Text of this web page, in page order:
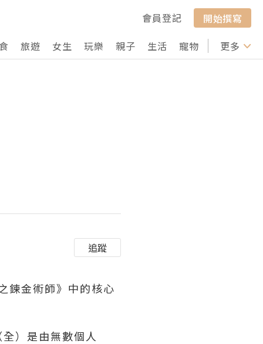
會員登記
開始撰寫
旅遊 女生 玩樂 親子 生活 寵物 行山 打卡
更多
追蹤
鍊金術師》中的核心
）是由無數個人